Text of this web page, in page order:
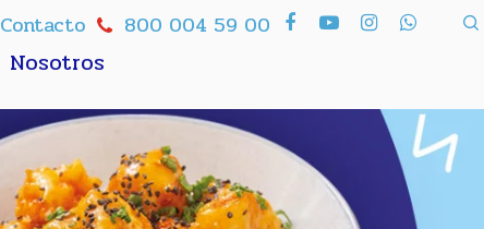
Nosotros
Contacto 800 004 59 00